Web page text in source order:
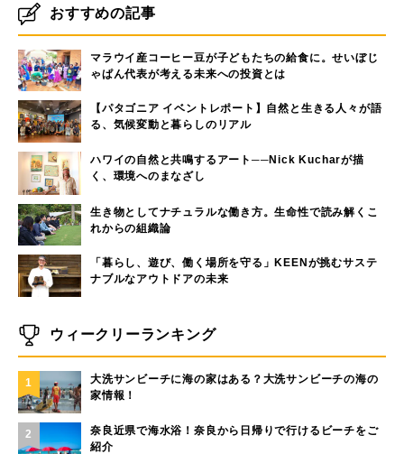
おすすめの記事
マラウイ産コーヒー豆が子どもたちの給食に。せいぼじ
ゃぱん代表が考える未来への投資とは
【パタゴニア イベントレポート】自然と生きる人々が語
る、気候変動と暮らしのリアル
ハワイの自然と共鳴するアート──Nick Kucharが描
く、環境へのまなざし
生き物としてナチュラルな働き方。生命性で読み解くこ
れからの組織論
「暮らし、遊び、働く場所を守る」KEENが挑むサステ
ナブルなアウトドアの未来
ウィークリーランキング
1
大洗サンビーチに海の家はある？大洗サンビーチの海の
家情報！
2
奈良近県で海水浴！奈良から日帰りで行けるビーチをご
紹介